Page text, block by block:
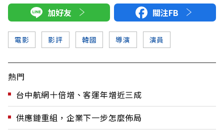
加好友 關注FB
電影 影評 韓國 導演 演員
熱門
台中航網十倍增、客運年增近三成
供應鏈重組，企業下一步怎麼佈局